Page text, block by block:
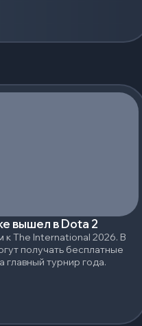
вышел в Dota 2
к The International 2026. В
получать бесплатные
главный турнир года.